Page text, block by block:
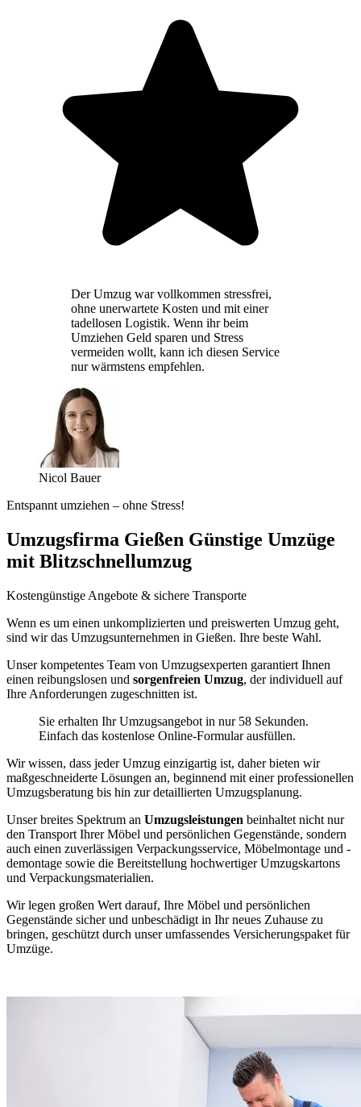
Der Umzug war vollkommen stressfrei,
ohne unerwartete Kosten und mit einer
tadellosen Logistik. Wenn ihr beim
Umziehen Geld sparen und Stress
vermeiden wollt, kann ich diesen Service
nur wärmstens empfehlen.
Nicol Bauer
Entspannt umziehen – ohne Stress!
Umzugsfirma Gießen Günstige Umzüge
mit Blitzschnellumzug
Kostengünstige Angebote & sichere Transporte
Wenn es um einen unkomplizierten und preiswerten Umzug geht,
sind wir das Umzugsunternehmen in Gießen. Ihre beste Wahl.
Unser kompetentes Team von Umzugsexperten garantiert Ihnen
einen reibungslosen und sorgenfreien Umzug, der individuell auf
Ihre Anforderungen zugeschnitten ist.
Sie erhalten Ihr Umzugsangebot in nur 58 Sekunden.
Einfach das kostenlose Online-Formular ausfüllen.
Wir wissen, dass jeder Umzug einzigartig ist, daher bieten wir
maßgeschneiderte Lösungen an, beginnend mit einer professionellen
Umzugsberatung bis hin zur detaillierten Umzugsplanung.
Unser breites Spektrum an Umzugsleistungen beinhaltet nicht nur
den Transport Ihrer Möbel und persönlichen Gegenstände, sondern
auch einen zuverlässigen Verpackungsservice, Möbelmontage und -
demontage sowie die Bereitstellung hochwertiger Umzugskartons
und Verpackungsmaterialien.
Wir legen großen Wert darauf, Ihre Möbel und persönlichen
Gegenstände sicher und unbeschädigt in Ihr neues Zuhause zu
bringen, geschützt durch unser umfassendes Versicherungspaket für
Umzüge.